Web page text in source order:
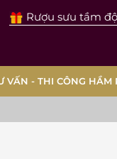
Rượu sưu tầm
VẤN - THI CÔNG HẦM